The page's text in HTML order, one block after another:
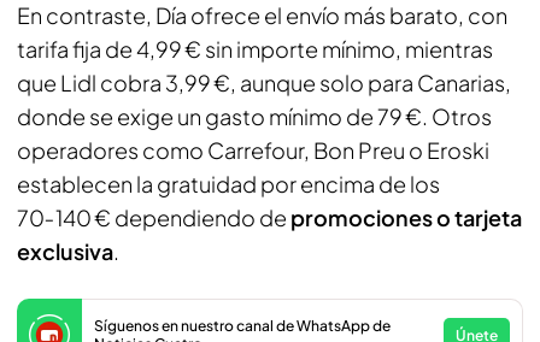
En contraste, Día ofrece el envío más barato, con
tarifa fija de 4,99 € sin importe mínimo, mientras
que Lidl cobra 3,99 €, aunque solo para Canarias,
donde se exige un gasto mínimo de 79 €. Otros
operadores como Carrefour, Bon Preu o Eroski
establecen la gratuidad por encima de los
70‑140 € dependiendo de promociones o tarjeta
exclusiva.
Síguenos en nuestro canal de WhatsApp de
Únete